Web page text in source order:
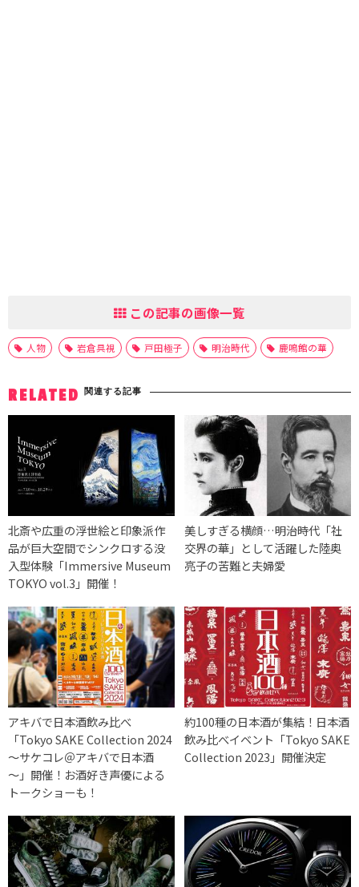
この記事の画像一覧
人物 岩倉具視 戸田極子 明治時代 鹿鳴館の華
RELATED 関連する記事
北斎や広重の浮世絵と印象派作
品が巨大空間でシンクロする没
入型体験「Immersive Museum
TOKYO vol.3」開催！
美しすぎる横顔…明治時代「社
交界の華」として活躍した陸奥
亮子の苦難と夫婦愛
アキバで日本酒飲み比べ
「Tokyo SAKE Collection 2024
～サケコレ＠アキバで日本酒
～」開催！お酒好き声優による
トークショーも！
約100種の日本酒が集結！日本酒
飲み比べイベント「Tokyo SAKE
Collection 2023」開催決定